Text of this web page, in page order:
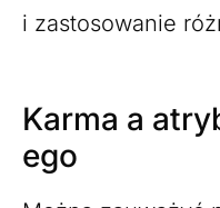
i zastosowanie
Karma a
ego